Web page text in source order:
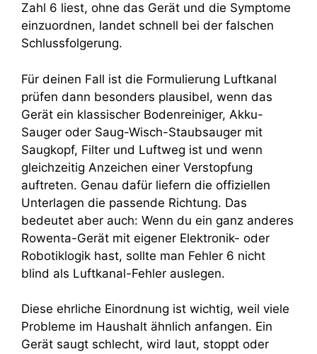
Zahl 6 liest, ohne das Gerät und die Symptome
einzuordnen, landet schnell bei der falschen
Schlussfolgerung.
Für deinen Fall ist die Formulierung Luftkanal
prüfen dann besonders plausibel, wenn das
Gerät ein klassischer Bodenreiniger, Akku-
Sauger oder Saug-Wisch-Staubsauger mit
Saugkopf, Filter und Luftweg ist und wenn
gleichzeitig Anzeichen einer Verstopfung
auftreten. Genau dafür liefern die offiziellen
Unterlagen die passende Richtung. Das
bedeutet aber auch: Wenn du ein ganz anderes
Rowenta-Gerät mit eigener Elektronik- oder
Robotiklogik hast, sollte man Fehler 6 nicht
blind als Luftkanal-Fehler auslegen.
Diese ehrliche Einordnung ist wichtig, weil viele
Probleme im Haushalt ähnlich anfangen. Ein
Gerät saugt schlecht, wird laut, stoppt oder